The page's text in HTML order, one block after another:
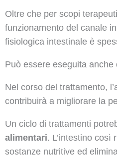
Oltre che per scopi
funzionamento del canale
fisiologica intestinale è
Può essere eseguita
Nel corso del trattamento,
contribuirà a migliorare la
Un ciclo di trattamenti
alimentari. L’intestino così
sostanze nutritive ed